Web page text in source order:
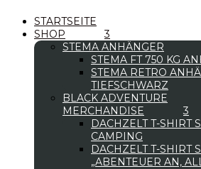
STARTSEITE
SHOP
STEMA ANHÄNGER
STEMA FT 750 KG
STEMA RETRO
TIEFSCHWARZ
BLACK ADVENTURE
MERCHANDISE
DACHZELT T-SHIRT
CAMPING
DACHZELT T-SHIRT
„ABENTEUER AN,